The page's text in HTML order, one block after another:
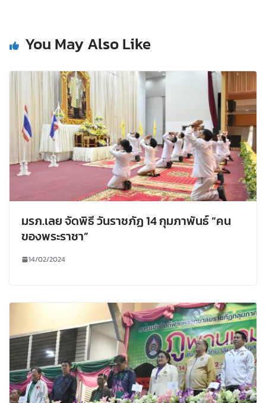
You May Also Like
มรภ.เลย จัดพิธี วันราชภัฏ 14 กุมภาพันธ์ “คน
ของพระราชา”
14/02/2024